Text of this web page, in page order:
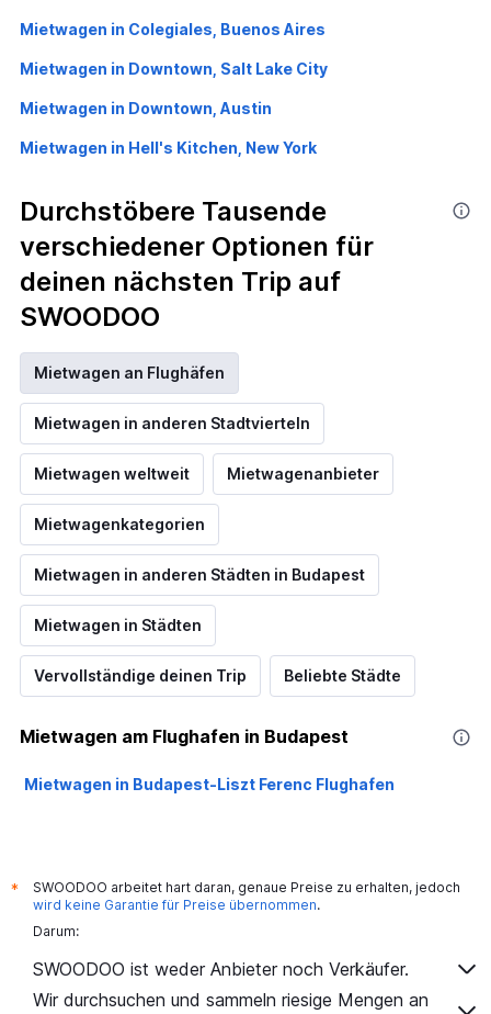
Mietwagen in Colegiales, Buenos Aires
Mietwagen in Downtown, Salt Lake City
Mietwagen in Downtown, Austin
Mietwagen in Hell's Kitchen, New York
Durchstöbere Tausende
verschiedener Optionen für
deinen nächsten Trip auf
SWOODOO
Mietwagen an Flughäfen
Mietwagen in anderen Stadtvierteln
Mietwagen weltweit Mietwagenanbieter
Mietwagenkategorien
Mietwagen in anderen Städten in Budapest
Mietwagen in Städten
Vervollständige deinen Trip Beliebte Städte
Mietwagen am Flughafen in Budapest
Mietwagen in Budapest-Liszt Ferenc Flughafen
*
SWOODOO arbeitet hart daran, genaue Preise zu erhalten, jedoch
wird keine Garantie für Preise übernommen.
Darum:
SWOODOO ist weder Anbieter noch Verkäufer.
Wir durchsuchen und sammeln riesige Mengen an